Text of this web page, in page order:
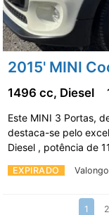
2015' MINI
EXPIRADO
1496 cc, Diesel
Este MINI 3 Portas,
destaca-se pelo
Diesel , potência de
1 2